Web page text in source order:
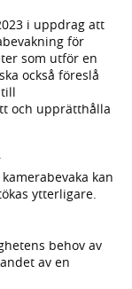
i uppdrag att
för
som utför en
också föreslå
och upprätthålla
kan
ytterligare.
behov av
av en